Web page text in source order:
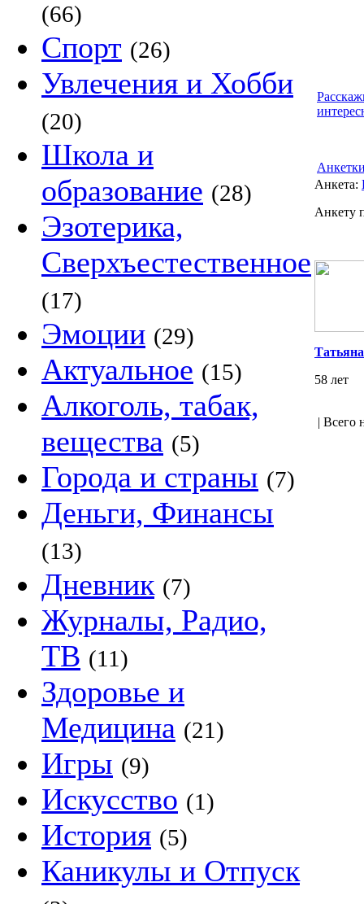
(66)
Спорт (26)
Увлечения и Хобби
(20)
Школа и
образование (28)
Эзотерика,
Сверхъестественное
(17)
Эмоции (29)
Актуальное (15)
Алкоголь, табак,
вещества (5)
Города и страны (7)
Деньги, Финансы
(13)
Дневник (7)
Журналы, Радио,
ТВ (11)
Здоровье и
Медицина (21)
Игры (9)
Искусство (1)
История (5)
Каникулы и Отпуск
Анкета:
Анкету
Татьяна
58 лет
| Всего